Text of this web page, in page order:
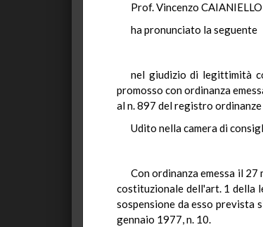
Prof. Vincenzo CAIANIELLO
ha pronunciato la seguente
nel giudizio di legittimità
promosso con ordinanza
al n. 897 del registro
Udito nella camera di
Con ordinanza emessa il
costituzionale dell'art. 1 della
sospensione da esso prevista
gennaio 1977, n. 10.